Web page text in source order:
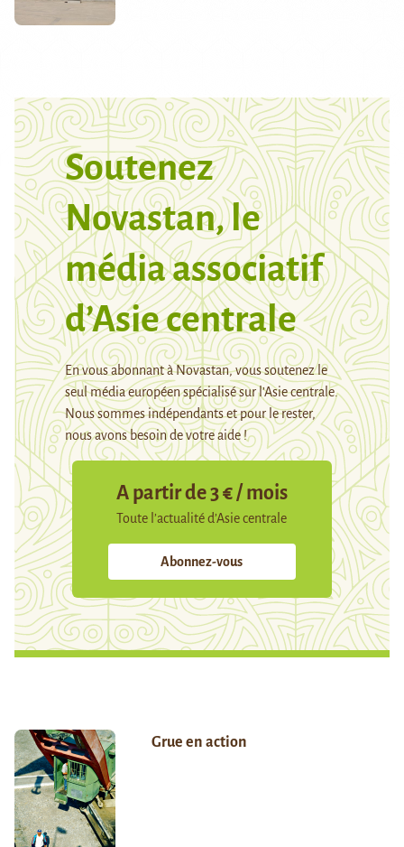
Soutenez
Novastan, le
média associatif
d’Asie centrale
En vous abonnant à Novastan, vous soutenez le
seul média européen spécialisé sur l’Asie centrale.
Nous sommes indépendants et pour le rester,
nous avons besoin de votre aide !
A partir de 3 € / mois
Toute l’actualité d’Asie centrale
Abonnez-vous
Grue en action